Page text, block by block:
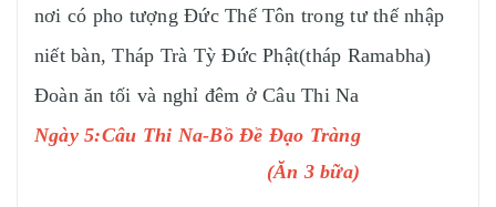
nơi có pho tượng Đức Thế Tôn trong tư thế nhập
niết bàn, Tháp Trà Tỳ Đức Phật(tháp Ramabha)
Đoàn ăn tối và nghỉ đêm ở Câu Thi Na
Ngày 5:Câu Thi Na-Bồ Đề Đạo Tràng
(Ăn 3 bữa)